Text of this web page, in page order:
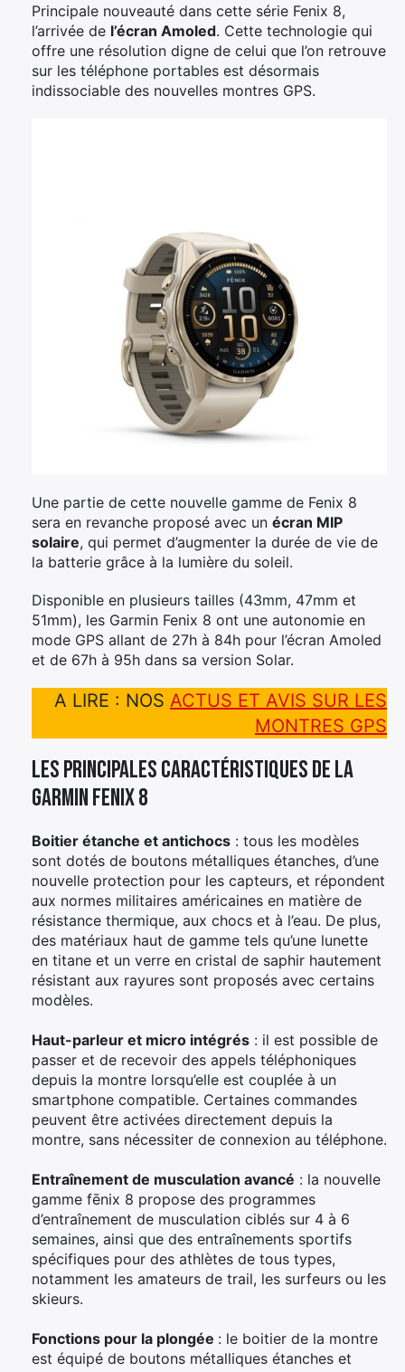
Principale nouveauté dans cette série Fenix 8,
l’arrivée de l’écran Amoled. Cette technologie qui
offre une résolution digne de celui que l’on retrouve
sur les téléphone portables est désormais
indissociable des nouvelles montres GPS.
Une partie de cette nouvelle gamme de Fenix 8
sera en revanche proposé avec un écran MIP
solaire, qui permet d’augmenter la durée de vie de
la batterie grâce à la lumière du soleil.
Disponible en plusieurs tailles (43mm, 47mm et
51mm), les Garmin Fenix 8 ont une autonomie en
mode GPS allant de 27h à 84h pour l’écran Amoled
et de 67h à 95h dans sa version Solar.
A LIRE : NOS ACTUS ET AVIS SUR LES
MONTRES GPS
Les principales caractéristiques de la
Garmin Fenix 8
Boitier étanche et antichocs : tous les modèles
sont dotés de boutons métalliques étanches, d’une
nouvelle protection pour les capteurs, et répondent
aux normes militaires américaines en matière de
résistance thermique, aux chocs et à l’eau. De plus,
des matériaux haut de gamme tels qu’une lunette
en titane et un verre en cristal de saphir hautement
résistant aux rayures sont proposés avec certains
modèles.
Haut-parleur et micro intégrés : il est possible de
passer et de recevoir des appels téléphoniques
depuis la montre lorsqu’elle est couplée à un
smartphone compatible. Certaines commandes
peuvent être activées directement depuis la
montre, sans nécessiter de connexion au téléphone.
Entraînement de musculation avancé : la nouvelle
gamme fēnix 8 propose des programmes
d’entraînement de musculation ciblés sur 4 à 6
semaines, ainsi que des entraînements sportifs
spécifiques pour des athlètes de tous types,
notamment les amateurs de trail, les surfeurs ou les
skieurs.
Fonctions pour la plongée : le boitier de la montre
est équipé de boutons métalliques étanches et